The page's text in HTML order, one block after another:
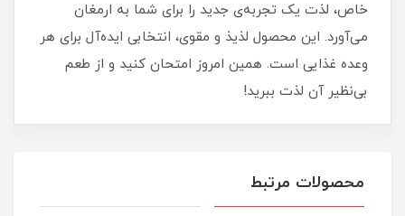
خاص، لذت یک تجربه‌ی جدید را برای شما به ارمغان
می‌آورد. این محصول لذیذ و مقوی، انتخابی ایده‌آل برای هر
وعده غذایی است. همین امروز امتحان کنید و از طعم
بی‌نظیر آن لذت ببرید!
محصولات مرتبط